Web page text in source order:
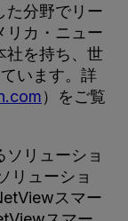
た分野でリー
リカ・ニュー
社を持ち、世
います。詳
）をご覧
リューショ
リューショ
スマー